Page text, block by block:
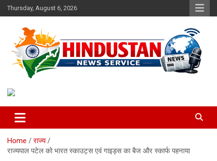
Skip
to
Thursday, August 6, 2026
Hindustan News Service
Home
राज्य
राज्यपाल पटेल को भारत स्काउट्स एवं गाइड्स का बैज और स्कार्फ पहनाया